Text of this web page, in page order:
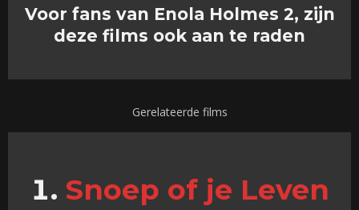
Voor fans van Enola Holmes 2, zijn
deze films ook aan te raden
Gerelateerde films
Snoep of je Leven